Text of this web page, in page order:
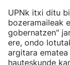
UPNk itxi ditu
bozeramaileak
gobernatzen"
ere, ondo
argitara
hauteskunde